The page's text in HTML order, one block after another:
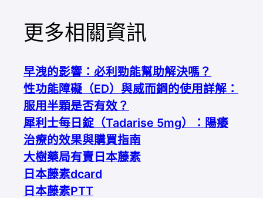
更多相關資訊
早洩的影響：必利勁能幫助解決嗎？
性功能障礙（ED）與威而鋼的使用詳解：
服用半顆是否有效？
犀利士每日錠（Tadarise 5mg）：陽痿
治療的效果與購買指南
大樹藥局有賣日本藤素
日本藤素dcard
日本藤素PTT